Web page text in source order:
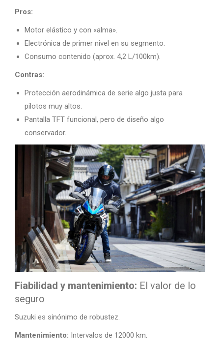
Pros:
Motor elástico y con «alma».
Electrónica de primer nivel en su segmento.
Consumo contenido (aprox. 4,2 L/100km).
Contras:
Protección aerodinámica de serie algo justa para
pilotos muy altos.
Pantalla TFT funcional, pero de diseño algo
conservador.
Fiabilidad y mantenimiento: El valor de lo
seguro
Suzuki es sinónimo de robustez.
Mantenimiento: Intervalos de 12000 km.